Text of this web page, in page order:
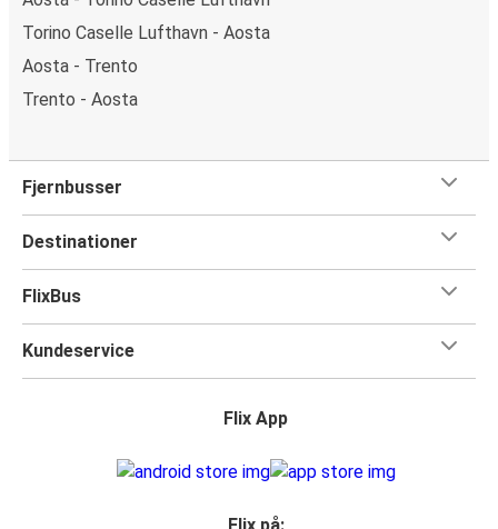
Torino Caselle Lufthavn - Aosta
Aosta - Trento
Trento - Aosta
Fjernbusser
Destinationer
FlixBus
Kundeservice
Flix App
Flix på: